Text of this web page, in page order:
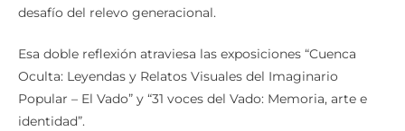
desafío del relevo generacional.
Esa doble reflexión atraviesa las exposiciones “Cuenca
Oculta: Leyendas y Relatos Visuales del Imaginario
Popular – El Vado” y “31 voces del Vado: Memoria, arte e
identidad”.